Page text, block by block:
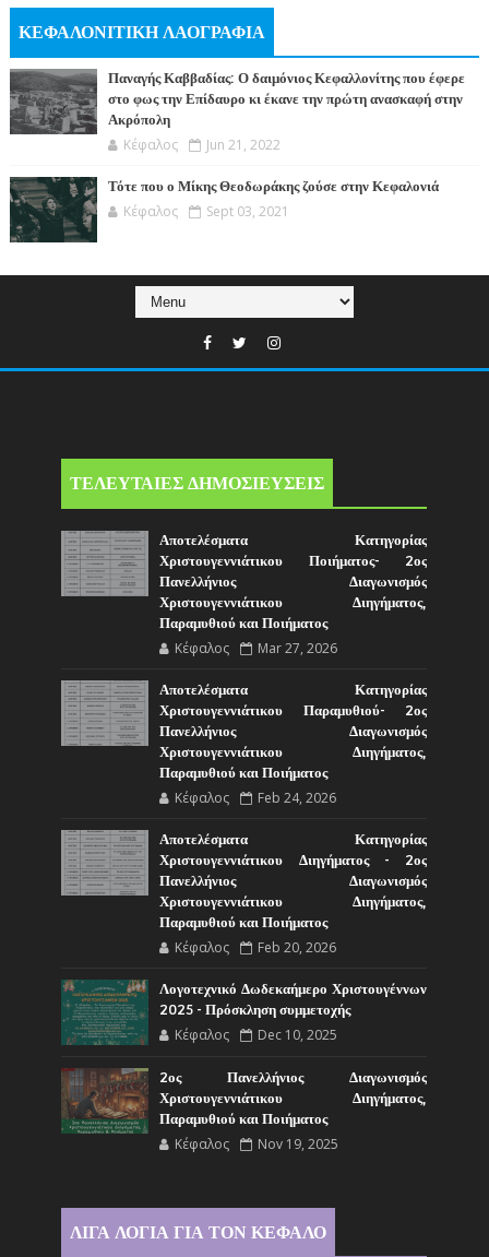
ΚΕΦΑΛΟΝΙΤΙΚΗ ΛΑΟΓΡΑΦΙΑ
Παναγής Καββαδίας: Ο δαιμόνιος Κεφαλλονίτης που έφερε
στο φως την Επίδαυρο κι έκανε την πρώτη ανασκαφή στην
Ακρόπολη
Κέφαλος Jun 21, 2022
Τότε που ο Μίκης Θεοδωράκης ζούσε στην Κεφαλονιά
Κέφαλος Sept 03, 2021
ΤΕΛΕΥΤΑΙΕΣ ΔΗΜΟΣΙΕΥΣΕΙΣ
Αποτελέσματα Κατηγορίας
Χριστουγεννιάτικου Ποιήματος- 2ος
Πανελλήνιος Διαγωνισμός
Χριστουγεννιάτικου Διηγήματος,
Παραμυθιού και Ποιήματος
Κέφαλος Mar 27, 2026
Αποτελέσματα Κατηγορίας
Χριστουγεννιάτικου Παραμυθιού- 2ος
Πανελλήνιος Διαγωνισμός
Χριστουγεννιάτικου Διηγήματος,
Παραμυθιού και Ποιήματος
Κέφαλος Feb 24, 2026
Αποτελέσματα Κατηγορίας
Χριστουγεννιάτικου Διηγήματος - 2ος
Πανελλήνιος Διαγωνισμός
Χριστουγεννιάτικου Διηγήματος,
Παραμυθιού και Ποιήματος
Κέφαλος Feb 20, 2026
Λογοτεχνικό Δωδεκαήμερο Χριστουγέννων
2025 - Πρόσκληση συμμετοχής
Κέφαλος Dec 10, 2025
2ος Πανελλήνιος Διαγωνισμός
Χριστουγεννιάτικου Διηγήματος,
Παραμυθιού και Ποιήματος
Κέφαλος Nov 19, 2025
ΛΙΓΑ ΛΟΓΙΑ ΓΙΑ ΤΟΝ ΚΕΦΑΛΟ